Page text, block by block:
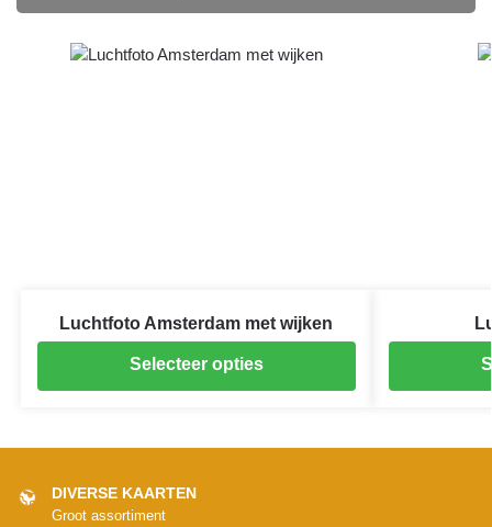
Luchtfoto Amsterdam met wijken
Selecteer opties
DIVERSE KAARTEN
Groot assortiment